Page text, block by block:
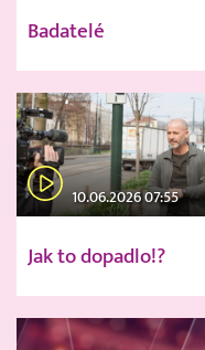
Badatelé
10.06.2026 07:55
Jak to dopadlo!?